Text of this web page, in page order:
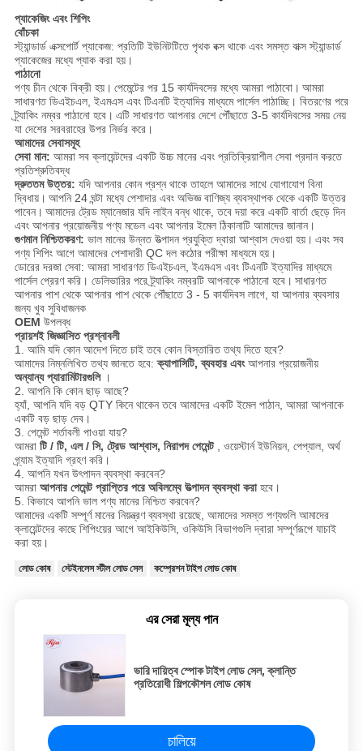
প্যাকেজিং এবং শিপিং
বোঁচকা
স্ট্যান্ডার্ড এক্সপোর্ট প্যাকেজ: প্রতিটি ইউনিটটিতে পৃথক বক্স থাকে এবং সমস্ত বাক্স স্ট্যান্ডার্ড
প্যাকেজের মধ্যে প্যাক করা হয়।
পাঠানো
পণ্য চীন থেকে বিক্রী হয়। পেমেন্টের পর 15 কার্যদিবসের মধ্যে আমরা পাঠাবো। আমরা
সাধারণত ডিএইচএল, ইএমএস এবং টিএনটি ইত্যাদির মাধ্যমে পার্সেল পাঠাচ্ছি। বিতরণের পরে
ট্র্যাকিং নম্বর পাঠানো হবে। এটি সাধারণত আপনার দেশে পৌঁছাতে 3-5 কার্যদিবসের সময় নেয়
যা দেশের সরবরাহের উপর নির্ভর করে।
আমাদের সেবাসমূহ
সেবা মান: আমরা সব ক্লায়েন্টদের একটি উচ্চ মানের এবং প্রতিক্রিয়াশীল সেবা প্রদান করতে
প্রতিশ্রুতিবদ্ধ
দ্রুততম উত্তর: যদি আপনার কোন প্রশ্ন থাকে তাহলে আমাদের সাথে যোগাযোগ বিনা
দ্বিধায়। আপনি 24 ঘন্টা মধ্যে পেশাদার এবং অভিজ্ঞ বাণিজ্য ব্যবস্থাপক থেকে একটি উত্তর
পাবেন। আমাদের ট্রেড ম্যানেজার যদি লাইন বন্ধ থাকে, তবে দয়া করে একটি বার্তা ছেড়ে দিন
এবং আপনার প্রয়োজনীয় পণ্য মডেল এবং আপনার ইমেল ঠিকানাটি আমাদের জানান।
গুণমান নিশ্চিতকরণ: ভাল মানের উন্নত উত্পাদন প্রযুক্তি দ্বারা আশ্বাস দেওয়া হয়। এবং সব
পণ্য শিপিং আগে আমাদের পেশাদারী QC দল কঠোর পরীক্ষা মাধ্যমে হয়।
ডোরের দরজা সেবা: আমরা সাধারণত ডিএইচএল, ইএমএস এবং টিএনটি ইত্যাদির মাধ্যমে
পার্সেল প্রেরণ করি। ডেলিভারির পরে ট্র্যাকিং নম্বরটি আপনাকে পাঠানো হবে। সাধারণত
আপনার পাশ থেকে আপনার পাশ থেকে পৌঁছাতে 3 - 5 কার্যদিবস লাগে, যা আপনার ব্যবসার
জন্য খুব সুবিধাজনক
OEM উপলব্ধ
প্রায়শই জিজ্ঞাসিত প্রশ্নাবলী
1. আমি যদি কোন আদেশ দিতে চাই তবে কোন বিস্তারিত তথ্য দিতে হবে?
আমাদের নিম্নলিখিত তথ্য জানতে হবে:ক্যাপাসিটি, ব্যবহার এবংআপনার প্রয়োজনীয়
অন্যান্য প্যারামিটারগুলি।
2. আপনি কি কোন ছাড় আছে?
হ্যাঁ, আপনি যদি বড় QTY কিনে থাকেন তবে আমাদের একটি ইমেল পাঠান, আমরা আপনাকে
একটি বড় ছাড় দেব।
3. পেমেন্ট শর্তাবলী পাওয়া যায়?
আমরা টি / টি, এল / সি, ট্রেড আশ্বাস, নিরাপদ পেমেন্ট, ওয়েস্টার্ন ইউনিয়ন, পেপ্যাল, অর্থ
গ্র্যাম ইত্যাদি গ্রহণ করি।
4. আপনি যখন উৎপাদন ব্যবস্থা করবেন?
আমরা আপনার পেমেন্ট প্রাপ্তির পরে অবিলম্বে উত্পাদন ব্যবস্থা করাহবে।
5. কিভাবে আপনি ভাল পণ্য মানের নিশ্চিত করবেন?
আমাদের একটি সম্পূর্ণ মানের নিয়ন্ত্রণ ব্যবস্থা রয়েছে, আমাদের সমস্ত পণ্যগুলি আমাদের
ক্লায়েন্টদের কাছে শিপিংয়ের আগে আইকিউসি, ওকিউসি বিভাগগুলি দ্বারা সম্পূর্ণরূপে যাচাই
করা হয়।
লোড কোষ স্টেইনলেস স্টীল লোড সেল কম্প্রেশন টাইপ লোড কোষ
এর সেরা মূল্য পান
ভারি দায়িত্ব স্পোক টাইপ লোড সেল, ক্লান্তি
প্রতিরোধী শিল্পকৌশল লোড কোষ
চালিয়ে